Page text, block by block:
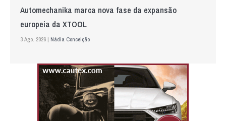
Automechanika marca nova fase da expansão
europeia da XTOOL
3 Ago. 2026 | Nádia Conceição